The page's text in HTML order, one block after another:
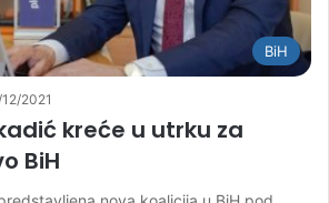
BiH
2021
kreće u utrku za
BiH